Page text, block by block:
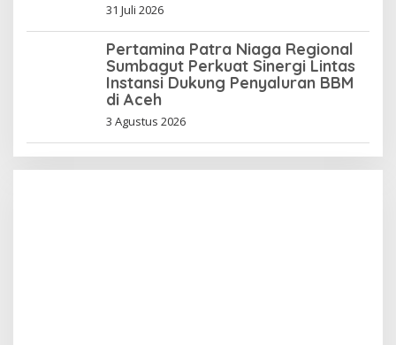
31 Juli 2026
Pertamina Patra Niaga Regional
Sumbagut Perkuat Sinergi Lintas
Instansi Dukung Penyaluran BBM
di Aceh
3 Agustus 2026